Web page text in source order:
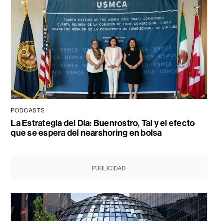
PODCASTS
La Estrategia del Día: Buenrostro, Tai y el efecto
que se espera del nearshoring en bolsa
PUBLICIDAD